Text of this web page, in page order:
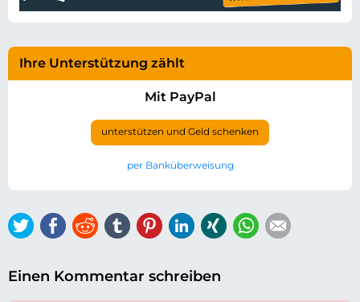
Ihre Unterstützung zählt
Mit PayPal
unterstützen und Geld schenken
per Banküberweisung
TwitterFacebook
ReddittumblrPinterestLinkedIn
Xing WhatsApp
Einen Kommentar schreiben